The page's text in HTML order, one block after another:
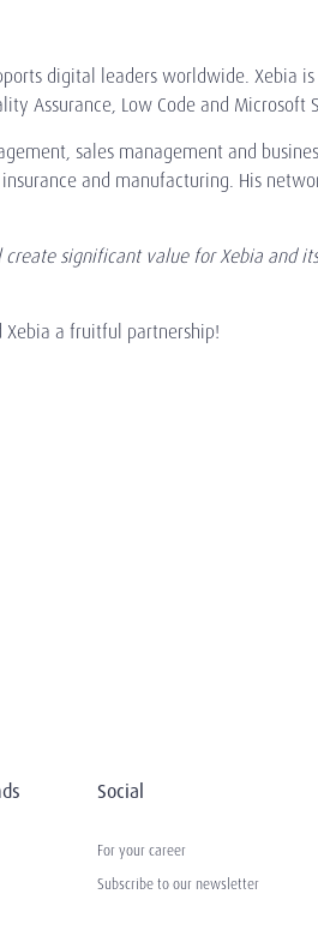
digital leaders worldwide. Xebia
Assurance, Low Code and Microsoft
sales management and
and manufacturing. His
significant value for Xebia and
a fruitful partnership!
Social
For your career
Subscribe to our newsletter